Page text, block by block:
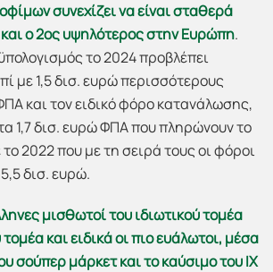
συνεχίζει να είναι σταθερά
ο 2ος υψηλότερος στην Ευρώπη.
το 2024 προβλέπει
με 1,5 δισ. ευρώ περισσότερους
και τον ειδικό φόρο κατανάλωσης,
1,7 δισ. ευρώ ΦΠΑ που πληρώνουν το
2022 που με τη σειρά τους οι φόροι
δισ. ευρώ.
μισθωτοί του ιδιωτικού τομέα
και ειδικά οι πιο ευάλωτοι, μέσα
σούπερ μάρκετ και το καύσιμο του ΙΧ